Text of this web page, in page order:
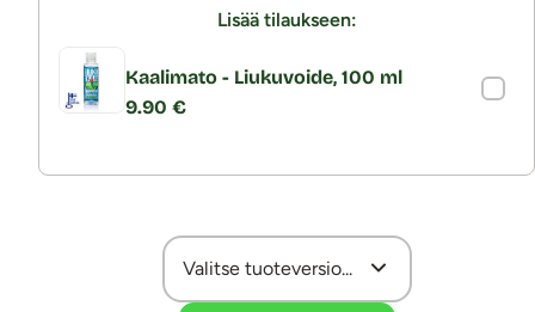
Lisää tilaukseen:
Kaalimato - Liukuvoide, 100 ml
9.90 €